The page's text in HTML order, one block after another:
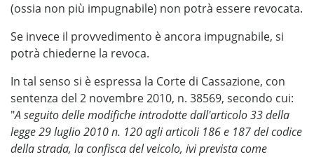
(ossia non più impugnabile) non potrà essere revocata.
Se invece il provvedimento è ancora impugnabile, si
potrà chiederne la revoca.
In tal senso si è espressa la Corte di Cassazione, con
sentenza del 2 novembre 2010, n. 38569, secondo cui:
"A seguito delle modifiche introdotte dall'articolo 33 della
legge 29 luglio 2010 n. 120 agli articoli 186 e 187 del codice
della strada, la confisca del veicolo, ivi prevista come